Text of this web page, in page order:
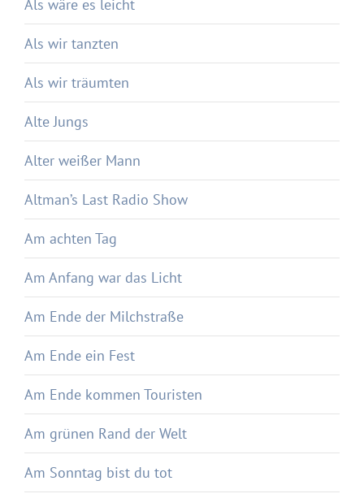
Als wäre es leicht
Als wir tanzten
Als wir träumten
Alte Jungs
Alter weißer Mann
Altman’s Last Radio Show
Am achten Tag
Am Anfang war das Licht
Am Ende der Milchstraße
Am Ende ein Fest
Am Ende kommen Touristen
Am grünen Rand der Welt
Am Sonntag bist du tot